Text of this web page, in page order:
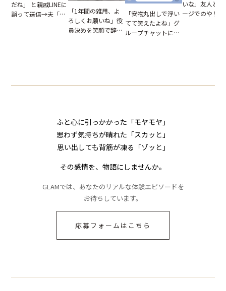
だね」 と親戚LINEに
誤って送信→夫「実
「1年間の雑用、よ
ろしくお願いね」役
員決めを笑顔で辞退
「安物丸出しで浮い
てて笑えたよね」グ
ループチャットに投
いな」友人と
ージでのやり
ふと心に引っかかった「モヤモヤ」
思わず気持ちが晴れた「スカッと」
思い出しても背筋が凍る「ゾッと」
その感情を、物語にしませんか。
GLAMでは、あなたのリアルな体験エピソードを
お待ちしています。
応募フォームはこちら